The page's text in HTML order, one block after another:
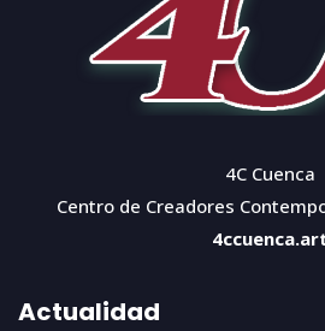
4C Cuenca
Centro de Creadores
Actualidad